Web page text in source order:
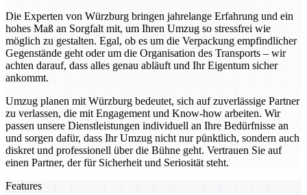
Die Experten von Würzburg bringen jahrelange Erfahrung und ein
hohes Maß an Sorgfalt mit, um Ihren Umzug so stressfrei wie
möglich zu gestalten. Egal, ob es um die Verpackung empfindlicher
Gegenstände geht oder um die Organisation des Transports – wir
achten darauf, dass alles genau abläuft und Ihr Eigentum sicher
ankommt.
Umzug planen mit Würzburg bedeutet, sich auf zuverlässige Partner
zu verlassen, die mit Engagement und Know-how arbeiten. Wir
passen unsere Dienstleistungen individuell an Ihre Bedürfnisse an
und sorgen dafür, dass Ihr Umzug nicht nur pünktlich, sondern auch
diskret und professionell über die Bühne geht. Vertrauen Sie auf
einen Partner, der für Sicherheit und Seriosität steht.
Features